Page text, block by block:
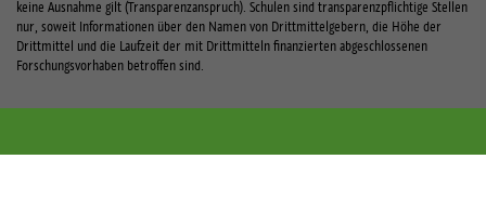
keine Ausnahme gilt (Transparenzanspruch). Schulen sind transparenzpflichtige Stellen
nur, soweit Informationen über den Namen von Drittmittelgebern, die Höhe der
Drittmittel und die Laufzeit der mit Drittmitteln finanzierten abgeschlossenen
Forschungsvorhaben betroffen sind.